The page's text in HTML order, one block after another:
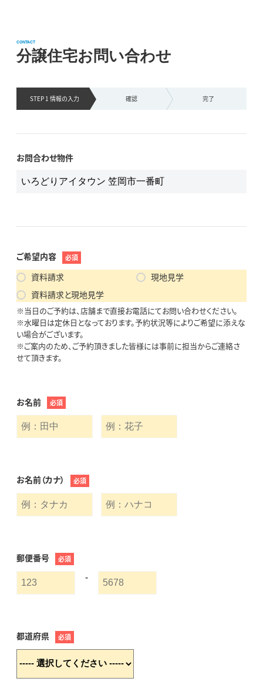
分譲住宅お問い合わせ
CONTACT
STEP 1 情報の入力 確認 完了
お問合わせ物件
ご希望内容 必須
資料請求
現地見学
資料請求と現地見学
※当日のご予約は、店舗まで直接お電話にてお問い合わせください。
※水曜日は定休日となっております。予約状況等によりご希望に添えな
い場合がございます。
※ご案内のため、ご予約頂きました皆様には事前に担当からご連絡さ
せて頂きます。
お名前 必須
お名前（カナ） 必須
郵便番号 必須
-
都道府県 必須